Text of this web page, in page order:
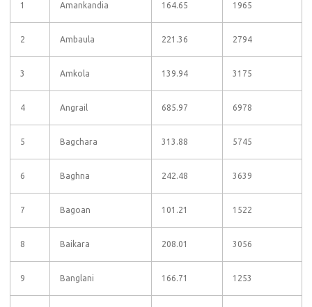
1 Amankandia 164.65 1965
2 Ambaula 221.36 2794
3 Amkola 139.94 3175
4 Angrail 685.97 6978
5 Bagchara 313.88 5745
6 Baghna 242.48 3639
7 Bagoan 101.21 1522
8 Baikara 208.01 3056
9 Banglani 166.71 1253